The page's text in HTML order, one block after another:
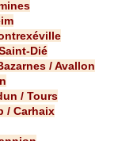
Dié
/ Avallon
/ Tours
/ Carhaix